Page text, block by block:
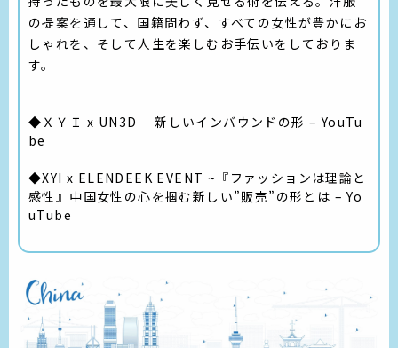
の提案を通して、国籍問わず、すべての女性が豊かにお
しゃれを、そして人生を楽しむお手伝いをしておりま
す。
◆ ＸＹＩ x UN3D 新しいインバウンドの形 – YouTu
be
◆XYI x ELENDEEK EVENT ~『ファッションは理論と
感性』中国女性の心を掴む新しい”販売”の形とは – Yo
uTube